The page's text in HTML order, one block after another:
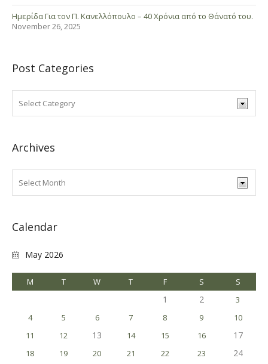
Ημερίδα Για τον Π. Κανελλόπουλο – 40 Χρόνια από το Θάνατό του.
November 26, 2025
Post Categories
Archives
Calendar
May 2026
M T W T F S S
1 2
3
4
5 6 7 8 9
10
11
12 13 14 15 16 17
18 19 20 21 22 23
24